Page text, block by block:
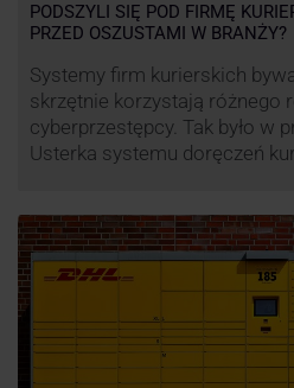
PODSZYLI SIĘ POD FIRMĘ
PRZED OSZUSTAMI W BRANŻY?
Systemy firm kurierskich
skrzętnie korzystają różnego
cyberprzestępcy. Tak było w
Usterka systemu doręczeń
oszukać cyberprzestępcom,
wykorzystać problemy
w branży kurierskiej?